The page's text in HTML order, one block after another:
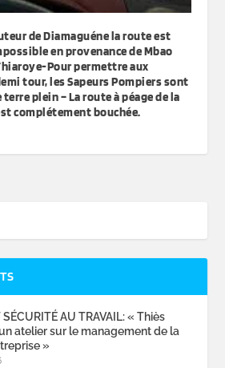
de Diamaguéne la route est
en provenance de Mbao
Pour permettre aux
tour, les Sapeurs Pompiers sont
plein – La route à péage de la
complétement bouchée.
SÉCURITÉ AU TRAVAIL: « Thiès
atelier sur le management de la
»